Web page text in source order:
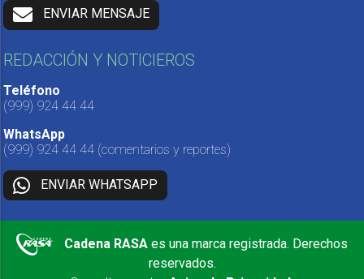
ENVIAR MENSAJE
REDACCIÓN Y NOTICIEROS
Teléfono
(999) 924 44 44
WhatsApp
(999) 924 44 44 (comentarios y reportes)
ENVIAR WHATSAPP
Cadena RASA es una marca registrada. Derechos
reservados.